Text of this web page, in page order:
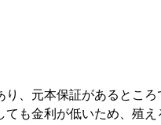
、元本保証があるところ
も金利が低いため、殖